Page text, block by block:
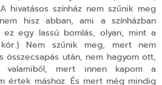
hivatásos színház nem szűnik meg
hisz abban, ami a színházban
egy lassú bomlás, olyan, mint a
Nem szűnik meg, mert nem
összecsapás után, nem hagyom ott,
mert innen kapom a
értek máshoz. És mert még mindig